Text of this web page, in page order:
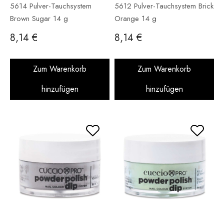
5614 Pulver-Tauchsystem
Brown Sugar 14 g
8,14 €
Zum Warenkorb
hinzufügen
5612 Pulver-Tauchsystem Brick
Orange 14 g
8,14 €
Zum Warenkorb
hinzufügen